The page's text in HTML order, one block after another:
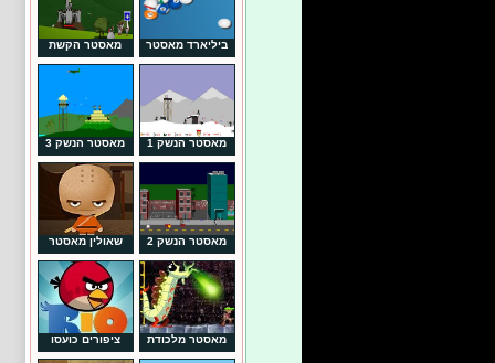
ביליארד מאסטר מאסטר הקשת
מאסטר הנשק 1 מאסטר הנשק 3
מאסטר הנשק 2 שאולין מאסטר
מאסטר מלכודת ציפורים כועסו